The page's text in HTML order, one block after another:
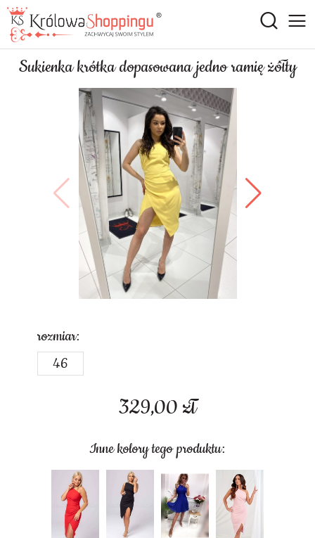
Sukienka krótka dopasowana jedno ramię żółty
329,00 zł
Inne kolory tego produktu:
rozmiar:
46